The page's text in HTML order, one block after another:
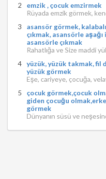
emzik , çocuk emzirmek
Rüyada emzik görmek,
asansör görmek,
çıkmak, asansörle
asansörle çıkmak
Rahatlığa ve Size maddi
yüzük, yüzük takmak, fil
yüzük görmek
Eşe, cariyeye, çocuğa,
çocuk görmek,çocuk
giden çocuğu
görmek
Dünyanın süsü ve